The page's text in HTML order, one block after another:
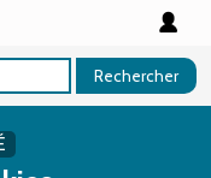
Rechercher